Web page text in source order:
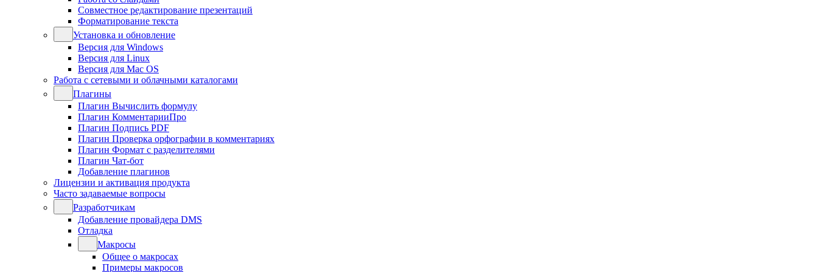
Совместное редактирование презентаций
Форматирование текста
Установка и обновление
Версия для Windows
Версия для Linux
Версия для Mac OS
Работа с сетевыми и облачными каталогами
Плагины
Плагин Вычислить формулу
Плагин КомментарииПро
Плагин Подпись PDF
Плагин Проверка орфографии в комментариях
Плагин Формат с разделителями
Плагин Чат-бот
Добавление плагинов
Лицензии и активация продукта
Часто задаваемые вопросы
Разработчикам
Добавление провайдера DMS
Отладка
Макросы
Общее о макросах
Примеры макросов